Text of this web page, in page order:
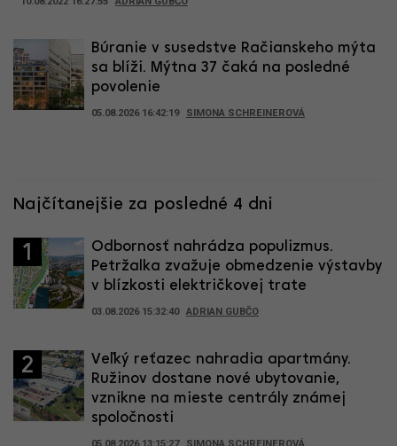
Búranie v susedstve Račianskeho mýta
sa blíži. Mýtna 37 čaká na posledné
povolenie
05.08.2026 16:42:19 SIMONA SCHREINEROVÁ
Najčítanejšie za posledné 4 dni
1
Odbornosť nahrádza populizmus.
Petržalka zvažuje obmedzenie výstavby
v blízkosti električkovej trate
03.08.2026 15:32:40 ADRIAN GUBČO
2
Veľký reťazec nahradia apartmány.
Ružinov dostane nové ubytovanie,
vznikne na mieste centrály známej
spoločnosti
05.08.2026 13:15:27 SIMONA SCHREINEROVÁ